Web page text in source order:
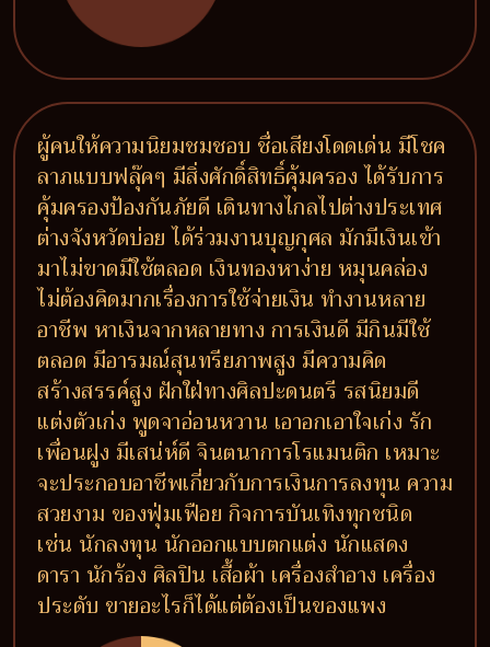
ผู้คนให้ความนิยมชมชอบ ชื่อเสียงโดดเด่น มีโชค
ลาภแบบฟลุ๊คๆ มีสิ่งศักดิ์สิทธิ์คุ้มครอง ได้รับการ
คุ้มครองป้องกันภัยดี เดินทางไกลไปต่างประเทศ
ต่างจังหวัดบ่อย ได้ร่วมงานบุญกุศล มักมีเงินเข้า
มาไม่ขาดมีใช้ตลอด เงินทองหาง่าย หมุนคล่อง
ไม่ต้องคิดมากเรื่องการใช้จ่ายเงิน ทำงานหลาย
อาชีพ หาเงินจากหลายทาง การเงินดี มีกินมีใช้
ตลอด มีอารมณ์สุนทรียภาพสูง มีความคิด
สร้างสรรค์สูง ฝักใฝ่ทางศิลปะดนตรี รสนิยมดี
แต่งตัวเก่ง พูดจาอ่อนหวาน เอาอกเอาใจเก่ง รัก
เพื่อนฝูง มีเสน่ห์ดี จินตนาการโรแมนติก เหมาะ
จะประกอบอาชีพเกี่ยวกับการเงินการลงทุน ความ
สวยงาม ของฟุ่มเฟือย กิจการบันเทิงทุกชนิด
เช่น นักลงทุน นักออกแบบตกแต่ง นักแสดง
ดารา นักร้อง ศิลปิน เสื้อผ้า เครื่องสำอาง เครื่อง
ประดับ ขายอะไรก็ได้แต่ต้องเป็นของแพง